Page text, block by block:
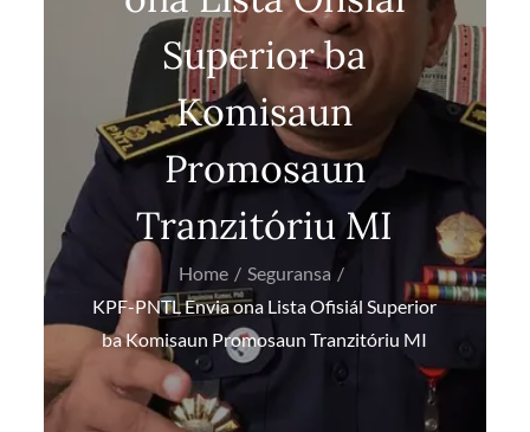
Superior ba
Komisaun
Promosaun
Tranzitóriu MI
Home
Seguransa
KPF-PNTL Envia ona Lista Ofisiál Superior
ba Komisaun Promosaun Tranzitóriu MI